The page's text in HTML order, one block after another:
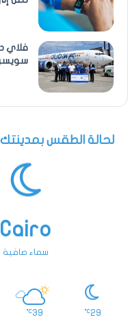
فلاي
سويسرا
لحالة الطقس
Cairo
سماء صافية
29
℃
39
℃